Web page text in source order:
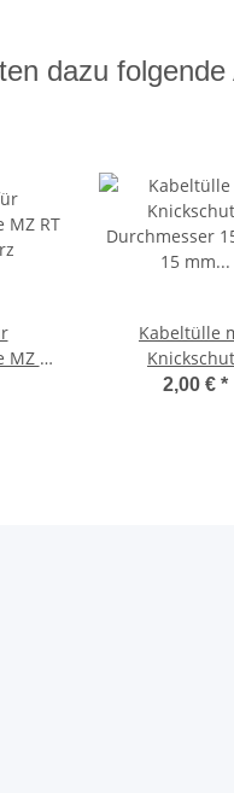
dazu folgende
RT
Kabeltülle
Durchmesser
2,00 € *